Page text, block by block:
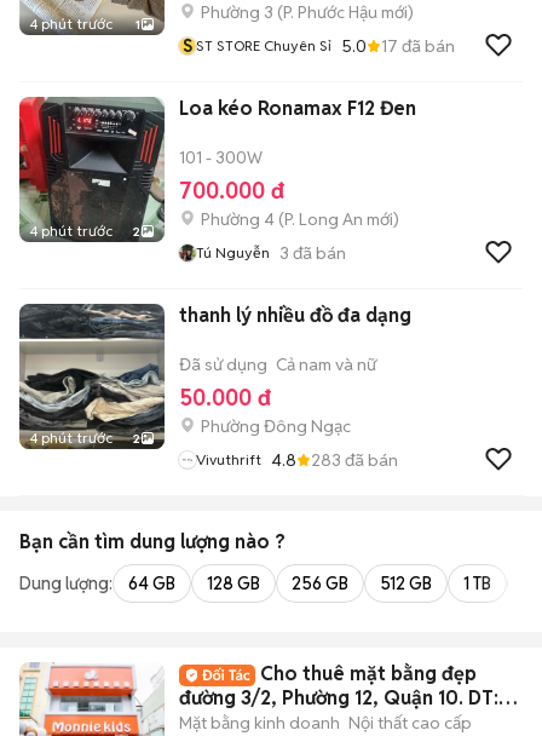
4 phút trước 1
Phường 3 (P. Phước Hậu mới)
S ST STORE Chuyên Sỉ 5.0 17 đã bán
4 phút trước 2
Loa kéo Ronamax F12 Đen
101 - 300W
700.000 đ
Phường 4 (P. Long An mới)
Tú Nguyễn 3 đã bán
4 phút trước 2
thanh lý nhiều đồ đa dạng
Đã sử dụng Cả nam và nữ
50.000 đ
Phường Đông Ngạc
Vivuthrift 4.8 283 đã bán
Bạn cần tìm dung lượng nào ?
Dung lượng: 64 GB 128 GB 256 GB 512 GB 1 TB
Cho thuê mặt bằng đẹp
đường 3/2, Phường 12, Quận 10. DT:
6x30m
Mặt bằng kinh doanh Nội thất cao cấp